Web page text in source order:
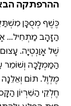
ההרפתקה
כֶּשֶׁף מְסֻכָּן
הַזָּהָב מַתְחִיל...
שֶׁל אָוַנְטְיָה.
הַמַּמְלָכָה וְשׁוֹמֵר
מֶלְוֶל. תוֹם
חֶלְקֵי הַשִּׁרְיוֹן